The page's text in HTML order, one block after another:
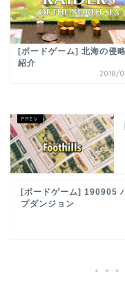
[ボードゲーム] 北海の侵
紹介
2018/
[ボードゲーム] 190905
プダンジョン